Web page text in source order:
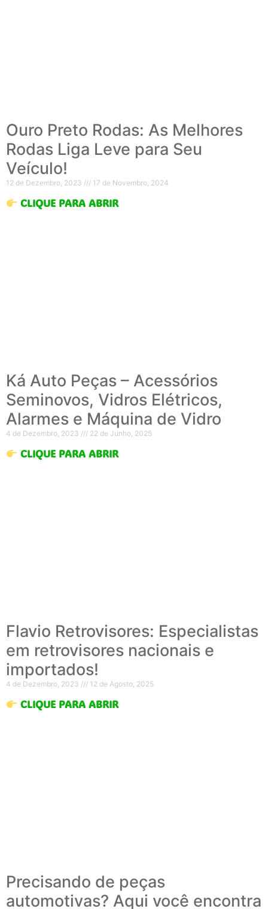
Ouro Preto Rodas: As Melhores
Rodas Liga Leve para Seu
Veículo!
12 de Dezembro, 2023 17 de Novembro, 2024
CLIQUE PARA ABRIR
Ká Auto Peças – Acessórios
Seminovos, Vidros Elétricos,
Alarmes e Máquina de Vidro
4 de Dezembro, 2023 22 de Junho, 2025
CLIQUE PARA ABRIR
Flavio Retrovisores: Especialistas
em retrovisores nacionais e
importados!
4 de Dezembro, 2023 12 de Agosto, 2025
CLIQUE PARA ABRIR
Precisando de peças
automotivas? Aqui você encontra